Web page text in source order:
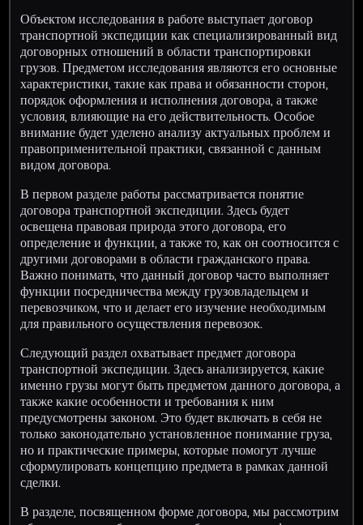
Объектом исследования в работе выступает договор
транспортной экспедиции как специализированный вид
договорных отношений в области транспортировки
грузов. Предметом исследования являются его основные
характеристики, такие как права и обязанности сторон,
порядок оформления и исполнения договора, а также
условия, влияющие на его действительность. Особое
внимание будет уделено анализу актуальных проблем и
правоприменительной практики, связанной с данным
видом договора.
В первом разделе работы рассматривается понятие
договора транспортной экспедиции. Здесь будет
освещена правовая природа этого договора, его
определение и функции, а также то, как он соотносится с
другими договорами в области гражданского права.
Важно понимать, что данный договор часто выполняет
функции посредничества между грузовладельцем и
перевозчиком, что и делает его изучение необходимым
для правильного осуществления перевозок.
Следующий раздел охватывает предмет договора
транспортной экспедиции. Здесь анализируется, какие
именно грузы могут быть предметом данного договора, а
также какие особенности и требования к ним
предусмотрены законом. Это будет включать в себя не
только законодательно установленное понимание груза,
но и практические примеры, которые помогут лучше
сформулировать концепцию предмета в рамках данной
сделки.
В разделе, посвященном форме договора, мы рассмотрим